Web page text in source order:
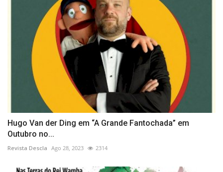
Hugo Van der Ding em “A Grande Fantochada” em
Outubro no...
Revista Descla Ago 28, 2023 2314